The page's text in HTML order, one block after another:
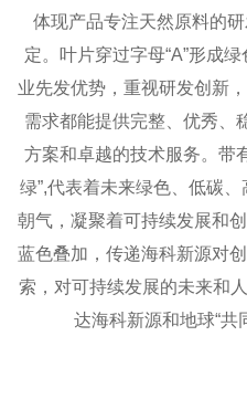
体现产品专注天然原料的
定。叶片穿过字母“A”形成
业先发优势，重视研发创新
需求都能提供完整、优秀、
方案和卓越的技术服务。带
绿”,代表着未来绿色、低碳
朝气，凝聚着可持续发展和
蓝色叠加，传递海科新源对
索，对可持续发展的未来和
达海科新源和地球“共